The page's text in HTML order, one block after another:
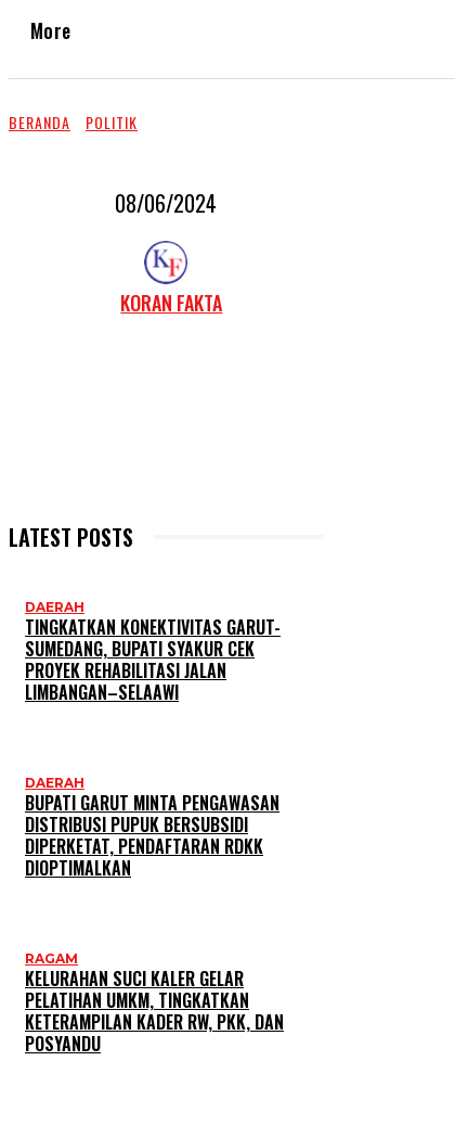
More
BERANDA POLITIK
08/06/2024
KORAN FAKTA
LATEST POSTS
DAERAH
TINGKATKAN KONEKTIVITAS GARUT-
SUMEDANG, BUPATI SYAKUR CEK
PROYEK REHABILITASI JALAN
LIMBANGAN–SELAAWI
DAERAH
BUPATI GARUT MINTA PENGAWASAN
DISTRIBUSI PUPUK BERSUBSIDI
DIPERKETAT, PENDAFTARAN RDKK
DIOPTIMALKAN
RAGAM
KELURAHAN SUCI KALER GELAR
PELATIHAN UMKM, TINGKATKAN
KETERAMPILAN KADER RW, PKK, DAN
POSYANDU